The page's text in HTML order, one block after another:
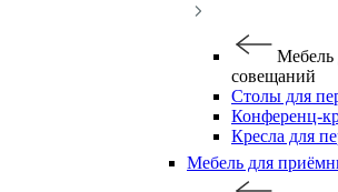
Мебель
совещаний
Столы для
Конференц-
Кресла для
Мебель для